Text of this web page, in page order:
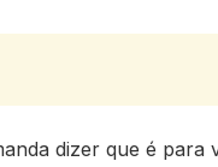
dizer que é para